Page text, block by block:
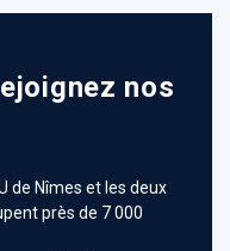
Gard -
de santé et
Gard se
au nom des
nos
de Nîmes et les deux
près de 7 000